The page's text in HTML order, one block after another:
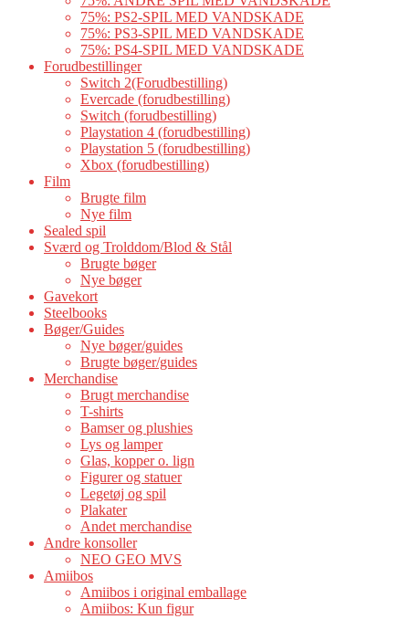
75%: PS2-SPIL MED VANDSKADE
75%: PS3-SPIL MED VANDSKADE
75%: PS4-SPIL MED VANDSKADE
Forudbestillinger
Switch 2(Forudbestilling)
Evercade (forudbestilling)
Switch (forudbestilling)
Playstation 4 (forudbestilling)
Playstation 5 (forudbestilling)
Xbox (forudbestilling)
Film
Brugte film
Nye film
Sealed spil
Sværd og Trolddom/Blod & Stål
Brugte bøger
Nye bøger
Gavekort
Steelbooks
Bøger/Guides
Nye bøger/guides
Brugte bøger/guides
Merchandise
Brugt merchandise
T-shirts
Bamser og plushies
Lys og lamper
Glas, kopper o. lign
Figurer og statuer
Legetøj og spil
Plakater
Andet merchandise
Andre konsoller
NEO GEO MVS
Amiibos
Amiibos i original emballage
Amiibos: Kun figur